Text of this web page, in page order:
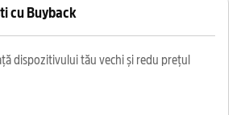
cu Buyback
dispozitivului tău vechi și redu prețul